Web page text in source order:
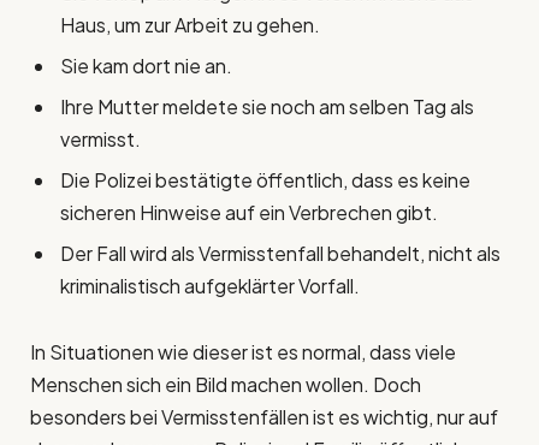
Haus, um zur Arbeit zu gehen.
Sie kam dort nie an.
Ihre Mutter meldete sie noch am selben Tag als
vermisst.
Die Polizei bestätigte öffentlich, dass es keine
sicheren Hinweise auf ein Verbrechen gibt.
Der Fall wird als Vermisstenfall behandelt, nicht als
kriminalistisch aufgeklärter Vorfall.
In Situationen wie dieser ist es normal, dass viele
Menschen sich ein Bild machen wollen. Doch
besonders bei Vermisstenfällen ist es wichtig, nur auf